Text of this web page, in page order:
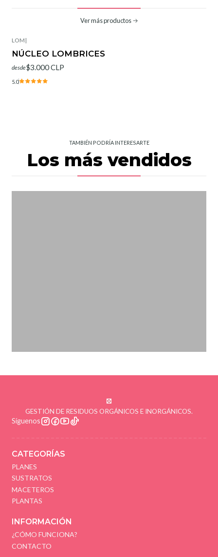
Ver más productos
LOM |
NÚCLEO LOMBRICES
desde$3.000 CLP
5.0
TAMBIÉN PODRÍA INTERESARTE
Los más vendidos
GESTIÓN DE RESIDUOS ORGÁNICOS E INORGÁNICOS.
Síguenos
CATEGORÍAS
PLANES
SUSTRATOS
MACETEROS
PLANTAS
INFORMACIÓN
¿CÓMO FUNCIONA?
CONTACTO